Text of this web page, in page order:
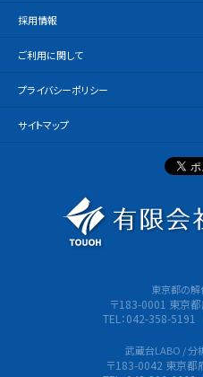
採用情報
ご利用に関して
プライバシーポリシー
サイトマップ
東京都の
〒183-0001 東京
TEL：042-358-5191
武蔵台LABO / 分
〒183-0042 東京都